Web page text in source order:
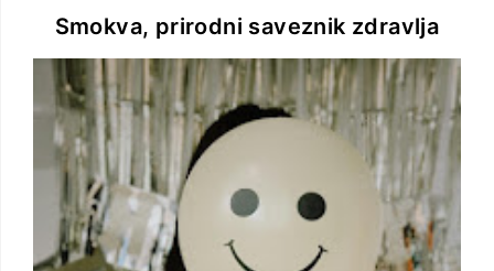
Smokva, prirodni saveznik zdravlja